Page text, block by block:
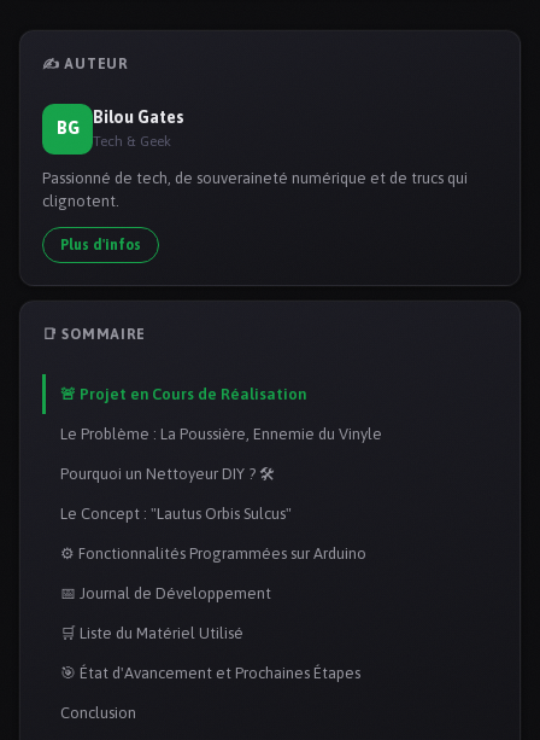
✍️ AUTEUR
BG
Bilou Gates
Tech & Geek
Passionné de tech, de souveraineté numérique et de trucs qui
clignotent.
Plus d'infos
📑 SOMMAIRE
🚨 Projet en Cours de Réalisation
Le Problème : La Poussière, Ennemie du Vinyle
Pourquoi un Nettoyeur DIY ? 🛠️
Le Concept : "Lautus Orbis Sulcus"
⚙️ Fonctionnalités Programmées sur Arduino
📅 Journal de Développement
🛒 Liste du Matériel Utilisé
🎯 État d'Avancement et Prochaines Étapes
Conclusion